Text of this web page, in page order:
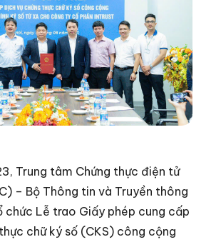
Trung tâm Chứng thực điện tử
– Bộ Thông tin và Truyền thông
Lễ trao Giấy phép cung cấp
chữ ký số (CKS) công cộng